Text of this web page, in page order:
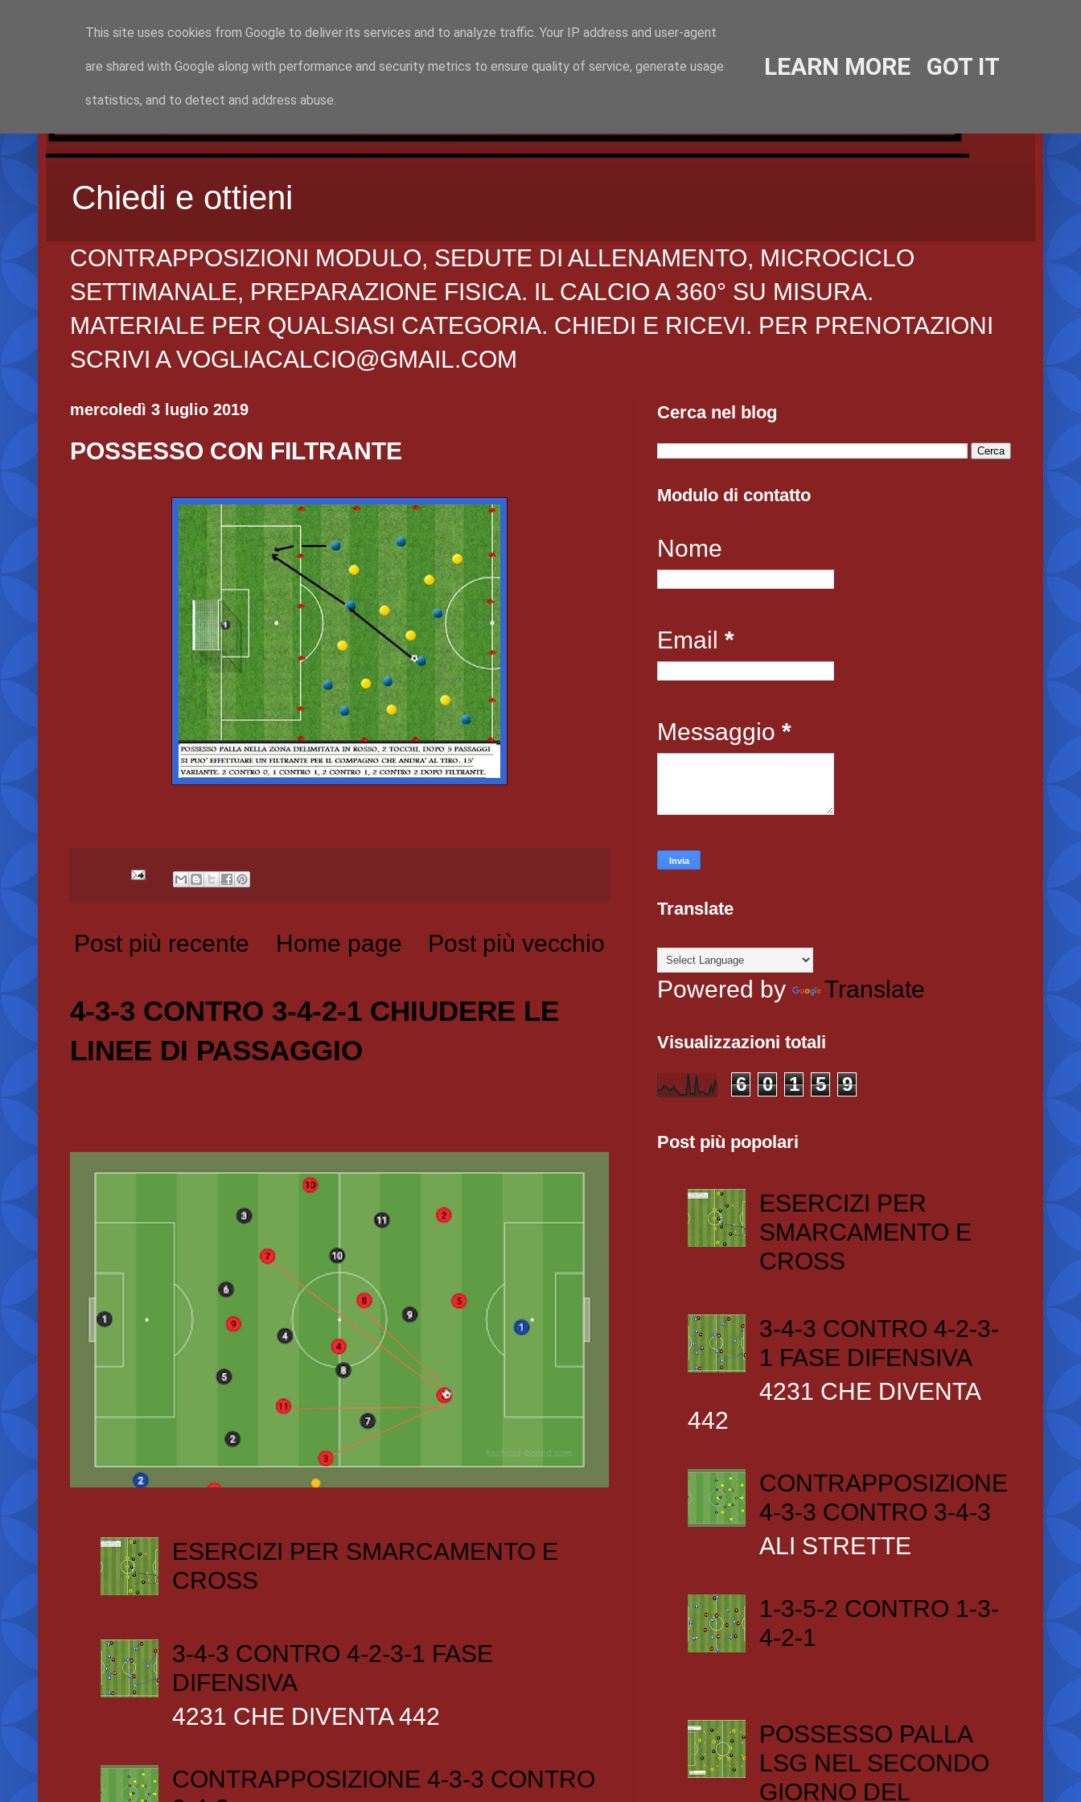
Chiedi e ottieni
CONTRAPPOSIZIONI MODULO, SEDUTE DI ALLENAMENTO, MICROCICLO
SETTIMANALE, PREPARAZIONE FISICA. IL CALCIO A 360° SU MISURA.
MATERIALE PER QUALSIASI CATEGORIA. CHIEDI E RICEVI. PER PRENOTAZIONI
SCRIVI A VOGLIACALCIO@GMAIL.COM
mercoledì 3 luglio 2019
POSSESSO CON FILTRANTE
Post più recente Post più vecchio
Home page
4-3-3 CONTRO 3-4-2-1 CHIUDERE LE
LINEE DI PASSAGGIO
ESERCIZI PER SMARCAMENTO E
CROSS
3-4-3 CONTRO 4-2-3-1 FASE
DIFENSIVA
4231 CHE DIVENTA 442
CONTRAPPOSIZIONE 4-3-3 CONTRO
Cerca nel blog
Modulo di contatto
Nome
Email *
Messaggio *
Translate
Powered by Translate
Visualizzazioni totali
6 0 1 5 9
Post più popolari
ESERCIZI PER
SMARCAMENTO E
CROSS
3-4-3 CONTRO 4-2-3-
1 FASE DIFENSIVA
4231 CHE DIVENTA
442
CONTRAPPOSIZIONE
4-3-3 CONTRO 3-4-3
ALI STRETTE
1-3-5-2 CONTRO 1-3-
4-2-1
POSSESSO PALLA
LSG NEL SECONDO
GIORNO DEL
This site uses cookies from Google to deliver its services and to analyze traffic. Your IP address and user-agent
are shared with Google along with performance and security metrics to ensure quality of service, generate usage
statistics, and to detect and address abuse.
LEARN MORE GOT IT